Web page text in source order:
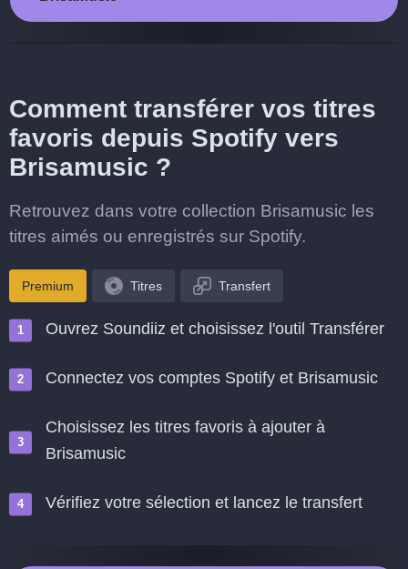
Comment transférer vos titres
favoris depuis Spotify vers
Brisamusic ?
Retrouvez dans votre collection Brisamusic les
titres aimés ou enregistrés sur Spotify.
Premium Titres Transfert
Ouvrez Soundiiz et choisissez l'outil Transférer
Connectez vos comptes Spotify et Brisamusic
Choisissez les titres favoris à ajouter à
Brisamusic
Vérifiez votre sélection et lancez le transfert